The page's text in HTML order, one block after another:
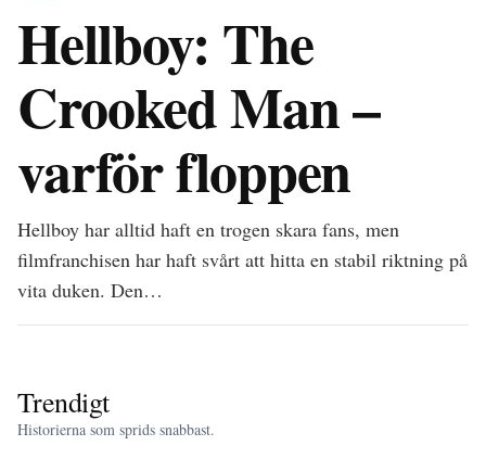
Hellboy: The
Crooked Man –
varför floppen
Hellboy har alltid haft en trogen skara fans, men
filmfranchisen har haft svårt att hitta en stabil riktning på
vita duken. Den…
Trendigt
Historierna som sprids snabbast.